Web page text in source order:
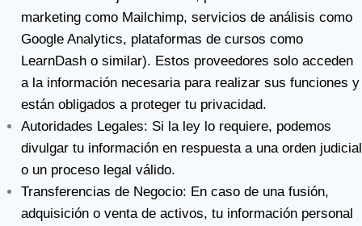
marketing como Mailchimp, servicios de análisis como
Google Analytics, plataformas de cursos como
LearnDash o similar). Estos proveedores solo acceden
a la información necesaria para realizar sus funciones y
están obligados a proteger tu privacidad.
Autoridades Legales: Si la ley lo requiere, podemos
divulgar tu información en respuesta a una orden judicial
o un proceso legal válido.
Transferencias de Negocio: En caso de una fusión,
adquisición o venta de activos, tu información personal